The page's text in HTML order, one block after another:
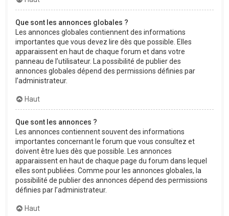
Que sont les annonces globales ?
Les annonces globales contiennent des informations
importantes que vous devez lire dès que possible. Elles
apparaissent en haut de chaque forum et dans votre
panneau de l’utilisateur. La possibilité de publier des
annonces globales dépend des permissions définies par
l’administrateur.
Haut
Que sont les annonces ?
Les annonces contiennent souvent des informations
importantes concernant le forum que vous consultez et
doivent être lues dès que possible. Les annonces
apparaissent en haut de chaque page du forum dans lequel
elles sont publiées. Comme pour les annonces globales, la
possibilité de publier des annonces dépend des permissions
définies par l’administrateur.
Haut